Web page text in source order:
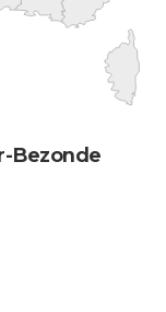
Bezonde